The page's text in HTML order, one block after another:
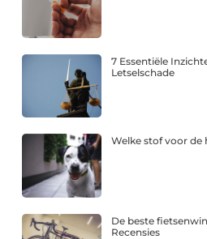
7 Essentiële
Letselschade
Welke stof voor de
De beste
Recensies